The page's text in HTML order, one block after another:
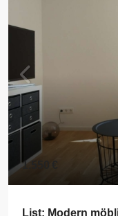
1.550 €
List: Modern